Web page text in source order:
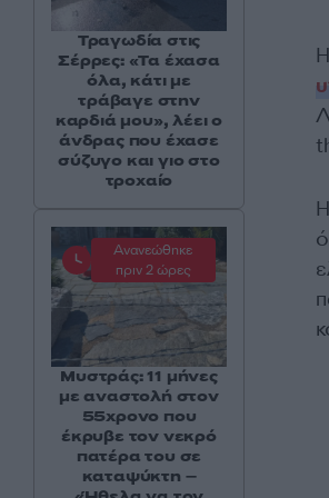
Τραγωδία στις
Σέρρες: «Τα έχασα
όλα, κάτι με
τράβαγε στην
καρδιά μου», λέει ο
άνδρας που έχασε
σύζυγο και γιο στο
τροχαίο
Ανανεώθηκε
πριν 2 ώρες
Μυστράς: 11 μήνες
με αναστολή στον
55χρονο που
έκρυβε τον νεκρό
πατέρα του σε
καταψύκτη –